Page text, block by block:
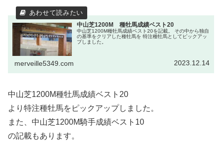
中山芝1200M 種牡馬成績ベスト20
中山芝1200M種牡馬成績ベスト20を記載。 その中から独自
の基準をクリアした種牡馬を 特注種牡馬としてピックアッ
プしました。
merveille5349.com 2023.12.14
中山芝1200M種牡馬成績ベスト20
より特注種牡馬をピックアップしました。
また、中山芝1200M騎手成績ベスト10
の記載もあります。